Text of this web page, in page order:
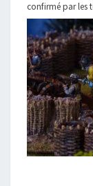
confirmé parles